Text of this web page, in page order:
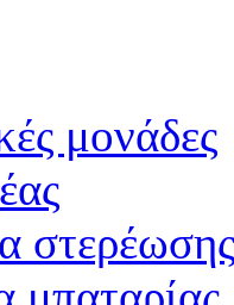
μονάδες
στερέωσης